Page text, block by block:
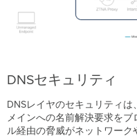
DNSセキュリティ
DNSレイヤのセキュリティ
メインへの名前解決要求を
ル経由の脅威がネットワー